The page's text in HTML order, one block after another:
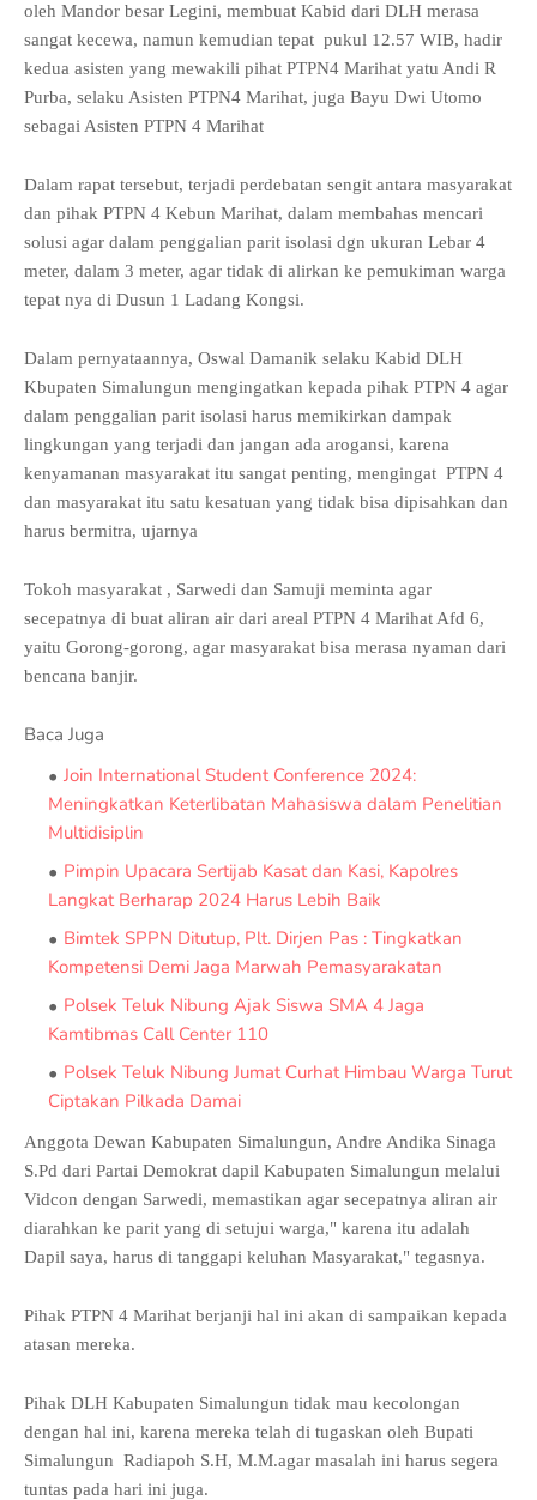
oleh Mandor besar Legini, membuat Kabid dari DLH merasa
sangat kecewa, namun kemudian tepat pukul 12.57 WIB, hadir
kedua asisten yang mewakili pihat PTPN4 Marihat yatu Andi R
Purba, selaku Asisten PTPN4 Marihat, juga Bayu Dwi Utomo
sebagai Asisten PTPN 4 Marihat
Dalam rapat tersebut, terjadi perdebatan sengit antara masyarakat
dan pihak PTPN 4 Kebun Marihat, dalam membahas mencari
solusi agar dalam penggalian parit isolasi dgn ukuran Lebar 4
meter, dalam 3 meter, agar tidak di alirkan ke pemukiman warga
tepat nya di Dusun 1 Ladang Kongsi.
Dalam pernyataannya, Oswal Damanik selaku Kabid DLH
Kbupaten Simalungun mengingatkan kepada pihak PTPN 4 agar
dalam penggalian parit isolasi harus memikirkan dampak
lingkungan yang terjadi dan jangan ada arogansi, karena
kenyamanan masyarakat itu sangat penting, mengingat PTPN 4
dan masyarakat itu satu kesatuan yang tidak bisa dipisahkan dan
harus bermitra, ujarnya
Tokoh masyarakat , Sarwedi dan Samuji meminta agar
secepatnya di buat aliran air dari areal PTPN 4 Marihat Afd 6,
yaitu Gorong-gorong, agar masyarakat bisa merasa nyaman dari
bencana banjir.
Baca Juga
Join International Student Conference 2024:
Meningkatkan Keterlibatan Mahasiswa dalam Penelitian
Multidisiplin
Pimpin Upacara Sertijab Kasat dan Kasi, Kapolres
Langkat Berharap 2024 Harus Lebih Baik
Bimtek SPPN Ditutup, Plt. Dirjen Pas : Tingkatkan
Kompetensi Demi Jaga Marwah Pemasyarakatan
Polsek Teluk Nibung Ajak Siswa SMA 4 Jaga
Kamtibmas Call Center 110
Polsek Teluk Nibung Jumat Curhat Himbau Warga Turut
Ciptakan Pilkada Damai
Anggota Dewan Kabupaten Simalungun, Andre Andika Sinaga
S.Pd dari Partai Demokrat dapil Kabupaten Simalungun melalui
Vidcon dengan Sarwedi, memastikan agar secepatnya aliran air
diarahkan ke parit yang di setujui warga," karena itu adalah
Dapil saya, harus di tanggapi keluhan Masyarakat," tegasnya.
Pihak PTPN 4 Marihat berjanji hal ini akan di sampaikan kepada
atasan mereka.
Pihak DLH Kabupaten Simalungun tidak mau kecolongan
dengan hal ini, karena mereka telah di tugaskan oleh Bupati
Simalungun Radiapoh S.H, M.M.agar masalah ini harus segera
tuntas pada hari ini juga.